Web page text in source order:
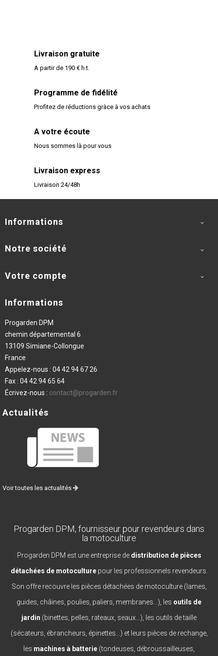
Livraison gratuite
A partir de 190 € h.t.
Programme de fidélité
Profitez de réductions gràce à vos achats
A votre écoute
Nous sommes là pour vous
Livraison express
Livraison 24/48h
Informations 
Notre société 
Votre compte 
Informations
Progarden DPM
chemin départemental 6
13109 Simiane-Collongue
France
Appelez-nous : 04 42 94 67 26
Fax : 04 42 94 65 64
Écrivez-nous : contact@progarden.fr
Actualités
Voir toutes les actualités
Progarden DPM, fournisseur pour revendeurs dans
la motoculture
Progarden DPM est une entreprise de distribution de pièces
détachées de motoculturepour les professionnels revendeurs.
Son offre recouvre les pièces détachées de motoculture (lames,
guides, châines, poulies, paliers, membranes...), les outils de
jardin (binettes, pelles, rateaux, seaux...), les outils de taille
(sécateurs, ébrancheurs, épinettes...) et leurs pièces de rechange,
les machines à batterie (tondeuses, débroussailleuses,